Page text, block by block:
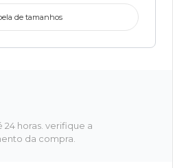
de tamanhos
horas. verifique a
da compra.